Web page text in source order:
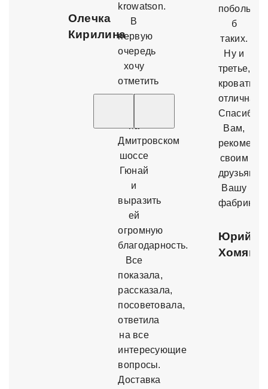
Олечка
Кирилина
krowatson.
В
первую
очередь
хочу
отметить
менеджера
на
Дмитровском
шоссе
Гюнай
и
выразить
ей
огромную
благодарность.
Все
показала,
рассказала,
посоветовала,
ответила
на все
интересующие
вопросы.
Доставка
побольше
б
таких.
Ну и
третье,
кровать
отличная!
Спасибо
Вам,
своим
друзьям
Вашу
фабрику.
Юрий